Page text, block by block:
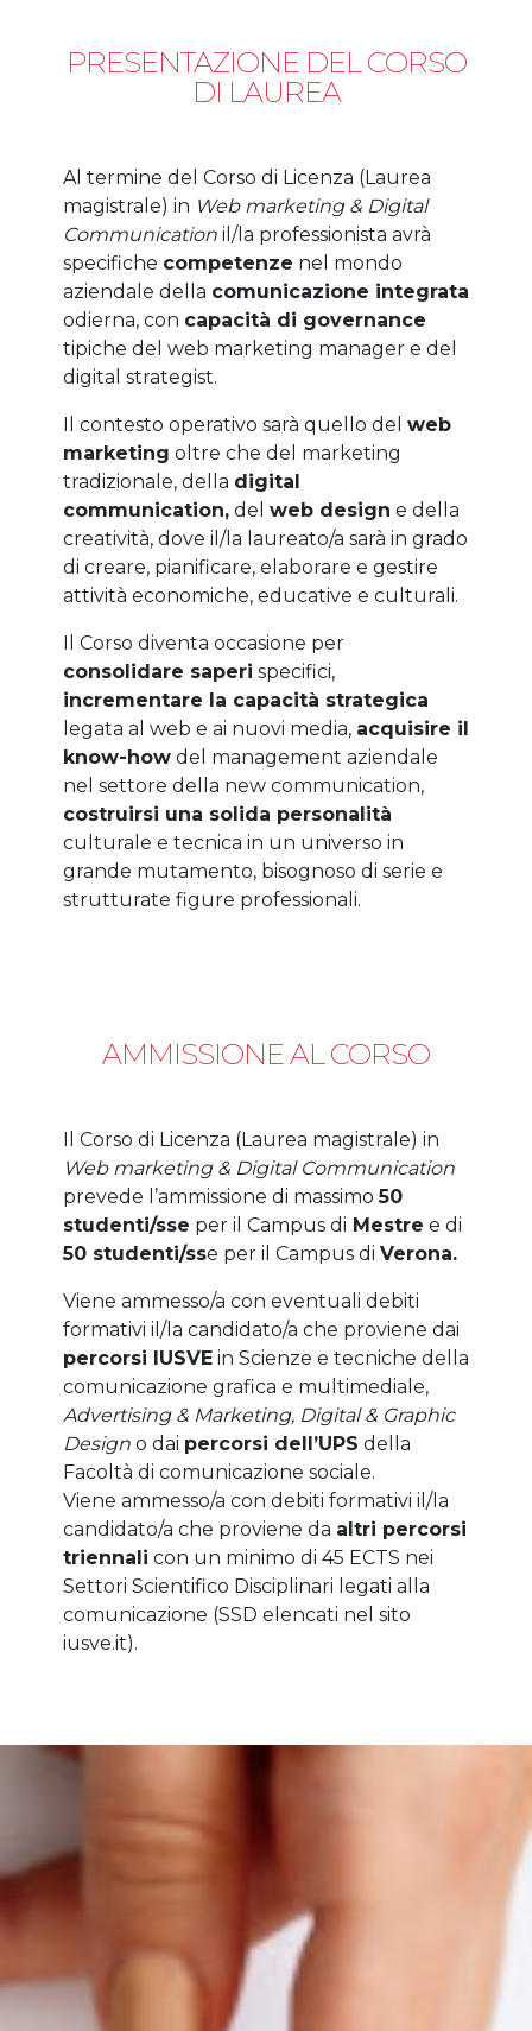
PRESENTAZIONE DEL CORSO
DI LAUREA
Al termine del Corso di Licenza (Laurea
magistrale) in Web marketing & Digital
Communicationil/la professionista avrà
specifiche competenze nel mondo
aziendale della comunicazione integrata
odierna, con capacità di governance
tipiche del web marketing manager e del
digital strategist.
Il contesto operativo sarà quello del web
marketing oltre che del marketing
tradizionale, della digital
communication,del web design e della
creatività, dove il/la laureato/a sarà in grado
di creare, pianificare, elaborare e gestire
attività economiche, educative e culturali.
Il Corso diventa occasione per
consolidare saperi specifici,
incrementare la capacità strategica
legata al web e ai nuovi media, acquisire il
know-howdel management aziendale
nel settore della new communication,
costruirsi una solida personalità
culturale e tecnica in un universo in
grande mutamento, bisognoso di serie e
strutturate figure professionali.
AMMISSIONE AL CORSO
Il Corso di Licenza (Laurea magistrale) in
Web marketing & Digital Communication
prevede l’ammissione di massimo50
studenti/sse per il Campus di Mestre e di
50 studenti/sse per il Campus di Verona.
Viene ammesso/a con eventuali debiti
formativi il/la candidato/a che proviene dai
percorsi IUSVEin Scienze e tecniche della
comunicazione grafica e multimediale,
Advertising & Marketing, Digital & Graphic
Designo dai percorsi dell’UPS della
Facoltà di comunicazione sociale.
Viene ammesso/a con debiti formativi il/la
candidato/a che proviene da altri percorsi
triennali con un minimo di 45 ECTS nei
Settori Scientifico Disciplinari legati alla
comunicazione (SSD elencati nel sito
iusve.it).